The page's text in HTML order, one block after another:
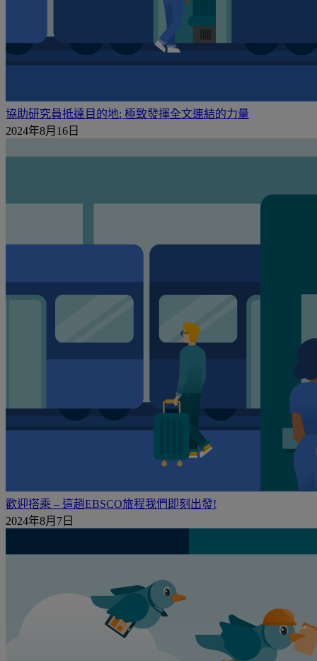
協助研究員抵達目的地: 極致發揮全文連結的力量
2024年8月16日
歡迎搭乘 – 這趟EBSCO旅程我們即刻出發!
2024年8月7日